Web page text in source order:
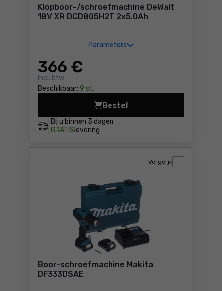
Klopboor-/schroefmachine DeWalt
18V XR DCD805H2T 2x5.0Ah
Parameters
366 €
Incl. btw
Beschikbaar: 9 st.
Bij u binnen 3 dagen
GRATIS levering
Bestel
Klopboor-/schroefmachine
Boor-schroefmachine Makita
DF333DSAE
Vergelijk